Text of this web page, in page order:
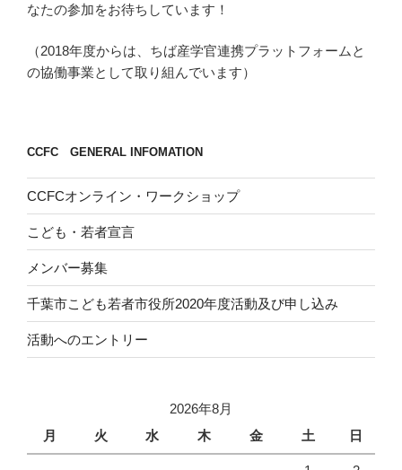
なたの参加をお待ちしています！
（2018年度からは、ちば産学官連携プラットフォームと
の協働事業として取り組んでいます）
CCFC GENERAL INFOMATION
CCFCオンライン・ワークショップ
こども・若者宣言
メンバー募集
千葉市こども若者市役所2020年度活動及び申し込み
活動へのエントリー
2026年8月
月
火 水 木 金 土 日